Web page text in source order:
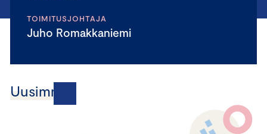
TOIMITUSJOHTAJA
Juho Romakkaniemi
Uusimmat